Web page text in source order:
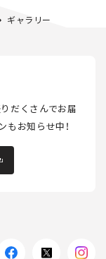
ギャラリー
だくさんでお届
お知らせ中！